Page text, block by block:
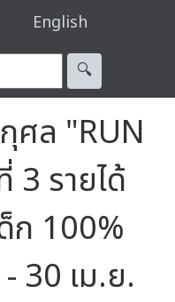
English
🔍︎
ศล "RUN
3 รายได้
ก 100%
30 เม.ย.